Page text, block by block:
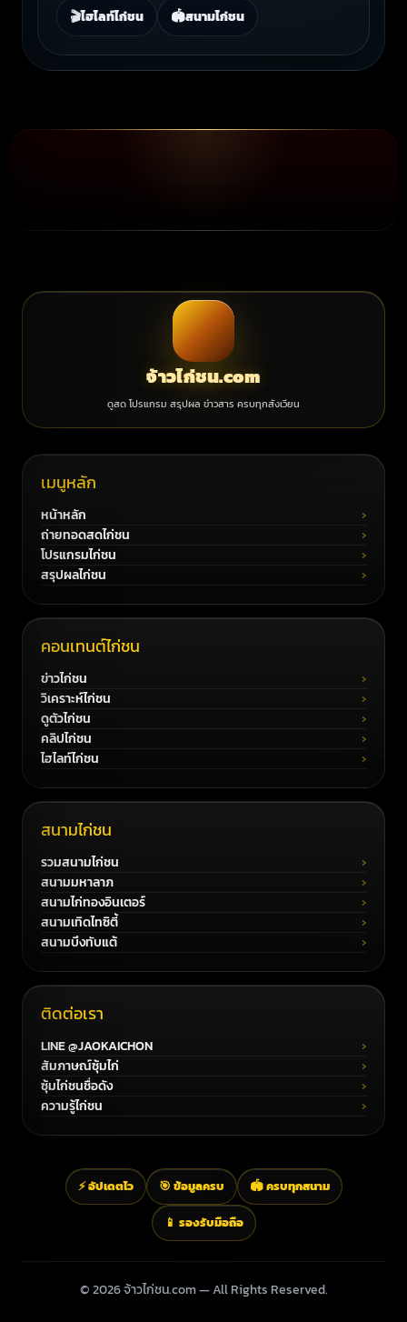
🎬ไฮไลท์ไก่ชน 🏟️สนามไก่ชน
จ้าวไก่ชน.com
ดูสด โปรแกรม สรุปผล ข่าวสาร ครบทุกสังเวียน
เมนูหลัก
หน้าหลัก
ถ่ายทอดสดไก่ชน
โปรแกรมไก่ชน
สรุปผลไก่ชน
คอนเทนต์ไก่ชน
ข่าวไก่ชน
วิเคราะห์ไก่ชน
ดูตัวไก่ชน
คลิปไก่ชน
ไฮไลท์ไก่ชน
สนามไก่ชน
รวมสนามไก่ชน
สนามมหาลาภ
สนามไก่ทองอินเตอร์
สนามเทิดไทซิตี้
สนามบึงทับแต้
ติดต่อเรา
LINE @JAOKAICHON
สัมภาษณ์ซุ้มไก่
ซุ้มไก่ชนชื่อดัง
ความรู้ไก่ชน
⚡ อัปเดตไว 🎯 ข้อมูลครบ 🏟️ ครบทุกสนาม
📱 รองรับมือถือ
© 2026 จ้าวไก่ชน.com — All Rights Reserved.